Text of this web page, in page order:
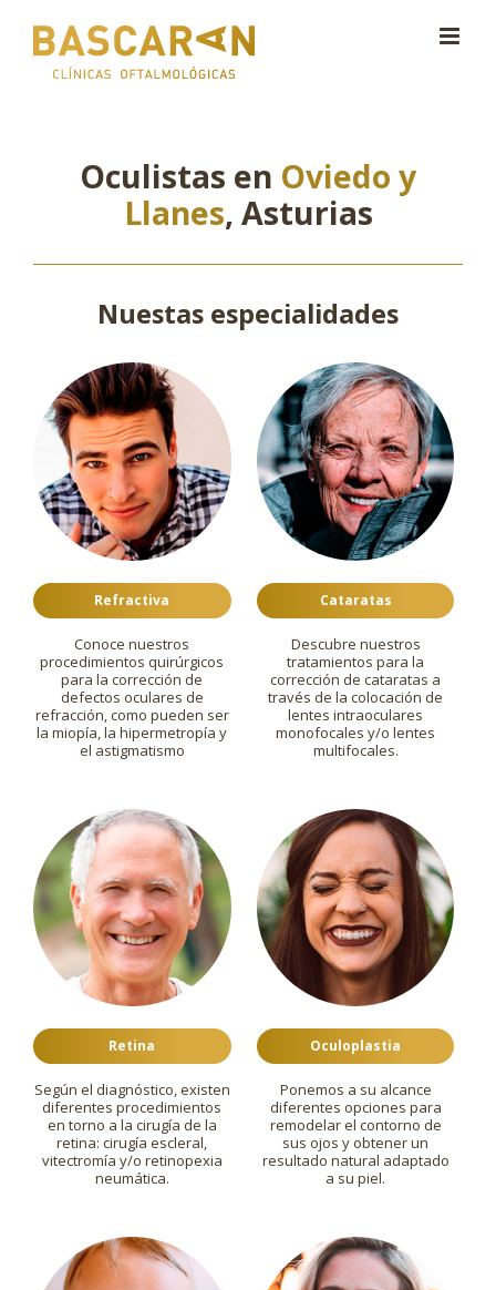
contenido
Oculistas en Oviedo y
Llanes, Asturias
Nuestas especialidades
Refractiva
Conoce nuestros
procedimientos quirúrgicos
para la corrección de
defectos oculares de
refracción, como pueden ser
la miopía, la hipermetropía y
el astigmatismo
Cataratas
Descubre nuestros
tratamientos para la
corrección de cataratas a
través de la colocación de
lentes intraoculares
monofocales y/o lentes
multifocales.
Retina
Según el diagnóstico, existen
diferentes procedimientos
en torno a la cirugía de la
retina: cirugía escleral,
vitectromía y/o retinopexia
neumática.
Oculoplastia
Ponemos a su alcance
diferentes opciones para
remodelar el contorno de
sus ojos y obtener un
resultado natural adaptado
a su piel.